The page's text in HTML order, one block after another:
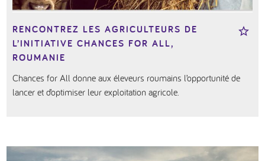
RENCONTREZ LES AGRICULTEURS DE
L’INITIATIVE CHANCES FOR ALL,
ROUMANIE
Chances for All donne aux éleveurs roumains l’opportunité de
lancer et d’optimiser leur exploitation agricole.